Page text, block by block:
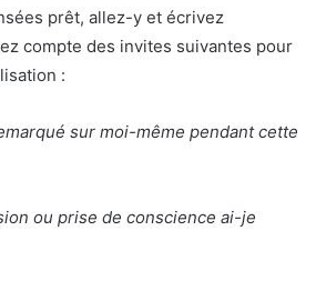
prêt, allez-y et écrivez
compte des invites suivantes pour
:
sur moi-même pendant cette
ou prise de conscience ai-je